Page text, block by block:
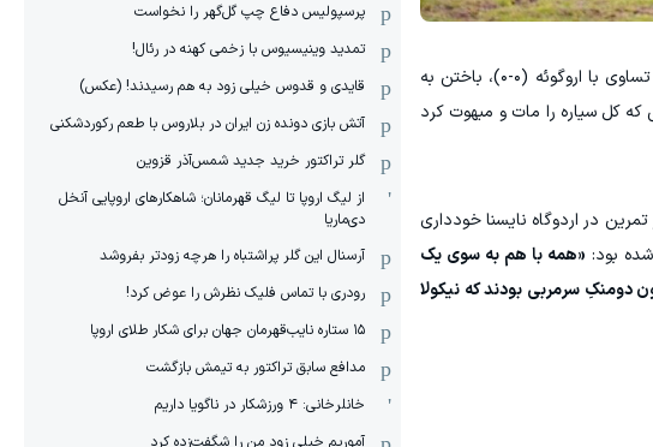
در گروه A با یک امتیاز، پس از تساوی با اروگوئه (۰-۰)، باختن به
رسوایی بزرگی که کل سیاره را مات و مبهوت کرد
در اردوگاه نایسنا خودداری
بود: «همه با هم به سوی یک
دومنکِ سرمربی بودند که نیکولا
پرسپولیس دفاع چپ گل‌گهر را نخواست
تمدید وینیسیوس با زخمی کهنه در رئال!
قایدی و قدوس خیلی زود به هم رسیدند! (عکس)
آتش بازی دونده زن ایران در بلاروس با طعم رکوردشکنی
گلر تراکتور خرید جدید شمس‌آذر قزوین
از لیگ اروپا تا لیگ قهرمانان؛ شاهکارهای اروپایی آنخل
دی‌ماریا
آرسنال این گلر پراشتباه را هرچه زودتر بفروشد
رودری با تماس فلیک نظرش را عوض کرد!
١۵ ستاره نایب‌قهرمان جهان برای شکار طلای اروپا
مدافع سابق تراکتور به تیمش بازگشت
خانلرخانی: ۴ ورزشکار در ناگویا داریم
آموریم خیلی زود من را شگفت‌زده کرد